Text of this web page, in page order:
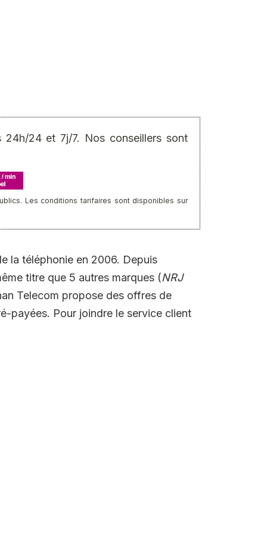
24h/24 et 7j/7. Nos conseillers sont
Les conditions tarifaires sont disponibles sur
la téléphonie en 2006. Depuis
titre que 5 autres marques (NRJ
Telecom propose des offres de
payées. Pour joindre le service client